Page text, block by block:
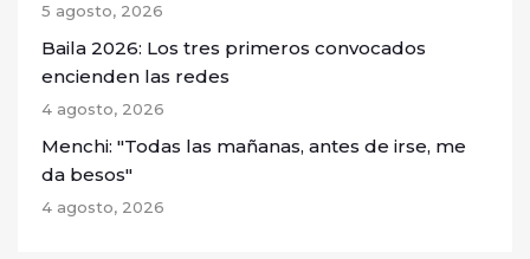
5 agosto, 2026
Baila 2026: Los tres primeros convocados
encienden las redes
4 agosto, 2026
Menchi: "Todas las mañanas, antes de irse, me
da besos"
4 agosto, 2026